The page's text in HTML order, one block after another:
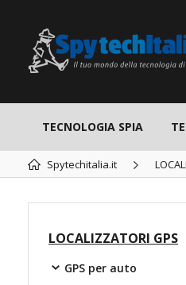
TECNOLOGIA SPIA
Spytechitalia.it
LOCALIZZATORI GPS
GPS per auto